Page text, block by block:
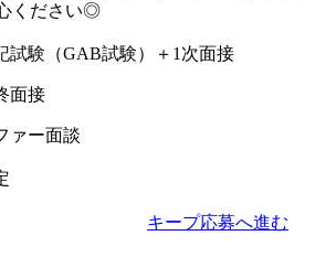
ください◎
試験（GAB試験）＋1次面接
面接
ァー面談
キープ応募へ進む